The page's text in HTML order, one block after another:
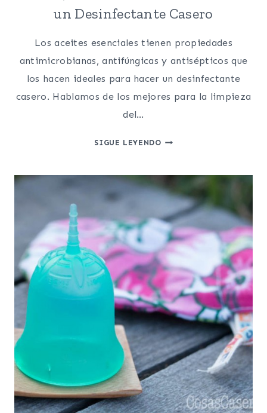
un Desinfectante Casero
Los aceites esenciales tienen propiedades
antimicrobianas, antifúngicas y antisépticos que
los hacen ideales para hacer un desinfectante
casero. Hablamos de los mejores para la limpieza
del…
SIGUE LEYENDOLOS
PARA
UN
DESINFECTANTE
CASERO